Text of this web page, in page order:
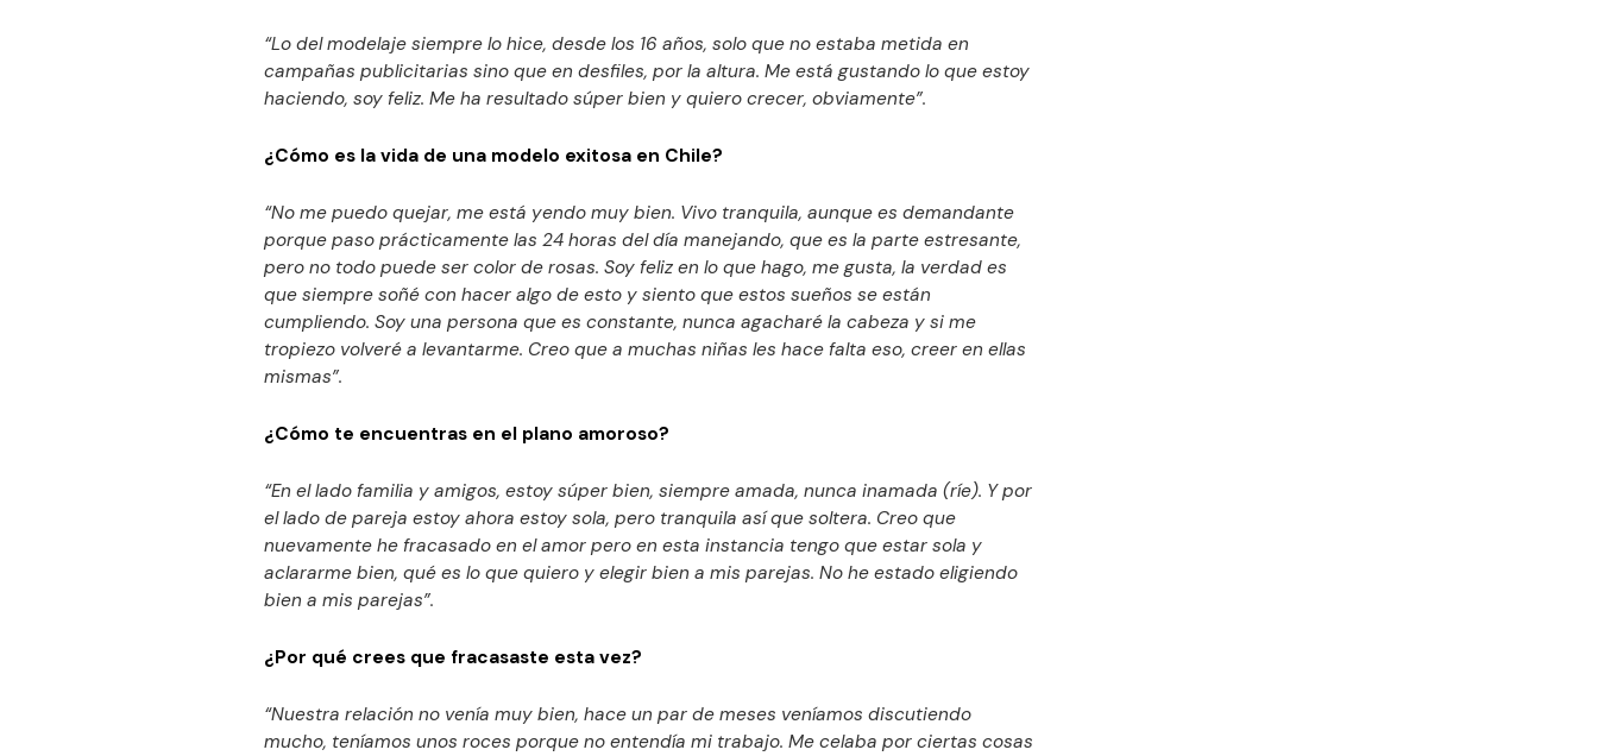
“Lo del modelaje siempre lo hice, desde los 16 años, solo que no estaba metida en
campañas publicitarias sino que en desfiles, por la altura. Me está gustando lo que estoy
haciendo, soy feliz. Me ha resultado súper bien y quiero crecer, obviamente”.
¿Cómo es la vida de una modelo exitosa en Chile?
“No me puedo quejar, me está yendo muy bien. Vivo tranquila, aunque es demandante
porque paso prácticamente las 24 horas del día manejando, que es la parte estresante,
pero no todo puede ser color de rosas. Soy feliz en lo que hago, me gusta, la verdad es
que siempre soñé con hacer algo de esto y siento que estos sueños se están
cumpliendo. Soy una persona que es constante, nunca agacharé la cabeza y si me
tropiezo volveré a levantarme. Creo que a muchas niñas les hace falta eso, creer en ellas
mismas”.
¿Cómo te encuentras en el plano amoroso?
“En el lado familia y amigos, estoy súper bien, siempre amada, nunca inamada (ríe). Y por
el lado de pareja estoy ahora estoy sola, pero tranquila así que soltera. Creo que
nuevamente he fracasado en el amor pero en esta instancia tengo que estar sola y
aclararme bien, qué es lo que quiero y elegir bien a mis parejas. No he estado eligiendo
bien a mis parejas”.
¿Por qué crees que fracasaste esta vez?
“Nuestra relación no venía muy bien, hace un par de meses veníamos discutiendo
mucho, teníamos unos roces porque no entendía mi trabajo. Me celaba por ciertas cosas